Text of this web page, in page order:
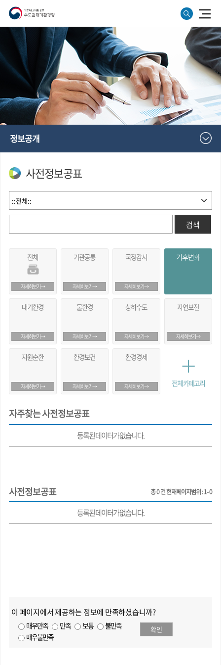
정보공개
사전정보공표
검색
전체
자세히보기→
기관공통
자세히보기→
국정감시
자세히보기→
기후변화
대기환경
자세히보기→
물환경
자세히보기→
상하수도
자세히보기→
자연보전
자세히보기→
자원순환
자세히보기→
환경보건
자세히보기→
환경경제
자세히보기→ 전체 카테고리
자주찾는 사전정보공표
등록된 데이터가 없습니다.
사전정보공표 총0건현재페이지범위 : 1- 0
등록된 데이터가 없습니다.
이 페이지에서 제공하는 정보에 만족하셨습니까?
매우만족 만족 보통
불만족
매우불만족
확인